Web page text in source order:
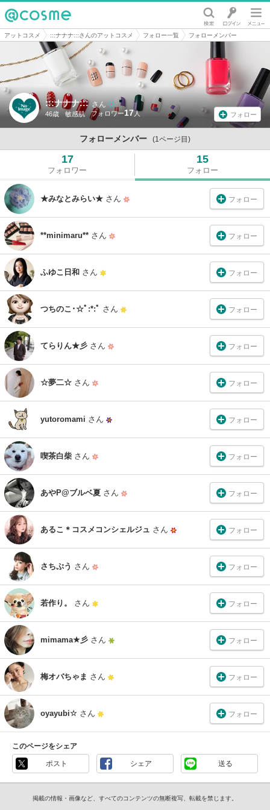
@cosme
アットコスメ :::ナナナ:::さんのアットコスメ フォロー一覧 フォローメンバー
:::ナナナ::: さん
46歳 敏感肌 17 フォロー
フォローメンバー (1ページ目)
17
フォロワー
15
フォロー
★みなとみらい★ さん フォロー
**minimaru** さん フォロー
ふゆこ日和 さん フォロー
つちのこ･☆ﾟ:*:ﾟ さん フォロー
てらりん★彡 さん フォロー
☆夢二☆ さん フォロー
yutoromami さん フォロー
喫茶白柴 さん フォロー
あやP@ブルベ夏 さん フォロー
あるこ＊コスメコンシェルジュ さん フォロー
さちぷう さん フォロー
若作り。 さん フォロー
mimama★彡 さん フォロー
梅オバちゃま さん フォロー
oyayubi☆ さん フォロー
このページをシェア
ポスト シェア 送る
掲載の情報・画像など、すべてのコンテンツの無断複写、転載を禁じます。